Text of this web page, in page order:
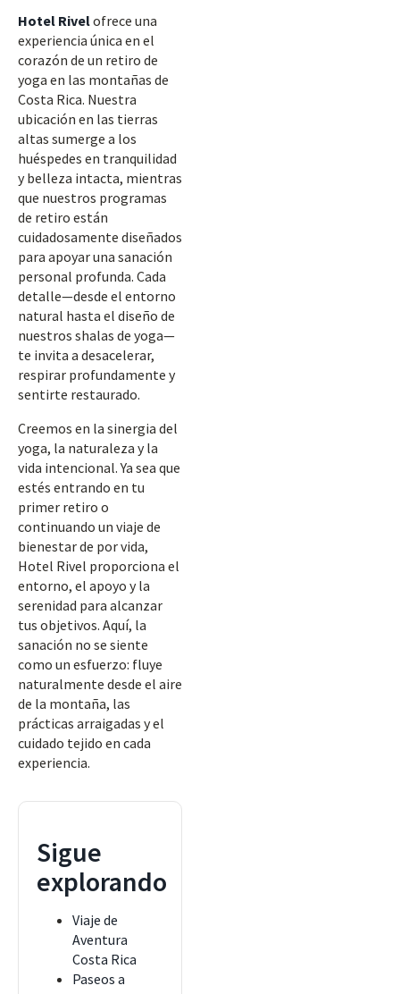
Hotel Rivelofrece una
experiencia única en el
corazón de un retiro de
yoga en las montañas de
Costa Rica. Nuestra
ubicación en las tierras
altas sumerge a los
huéspedes en tranquilidad
y belleza intacta, mientras
que nuestros programas
de retiro están
cuidadosamente diseñados
para apoyar una sanación
personal profunda. Cada
detalle—desde el entorno
natural hasta el diseño de
nuestros shalas de yoga—
te invita a desacelerar,
respirar profundamente y
sentirte restaurado.
Creemos en la sinergia del
yoga, la naturaleza y la
vida intencional. Ya sea que
estés entrando en tu
primer retiro o
continuando un viaje de
bienestar de por vida,
Hotel Rivel proporciona el
entorno, el apoyo y la
serenidad para alcanzar
tus objetivos. Aquí, la
sanación no se siente
como un esfuerzo: fluye
naturalmente desde el aire
de la montaña, las
prácticas arraigadas y el
cuidado tejido en cada
experiencia.
Sigue
explorando
Viaje de
Aventura
Costa Rica
Paseos a